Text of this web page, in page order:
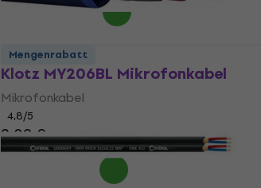
Klotz MY206BL Mikrofonkabel
Mikrofonkabel
4,8/5
2,09 €
Auf Lager
Mengenrabatt